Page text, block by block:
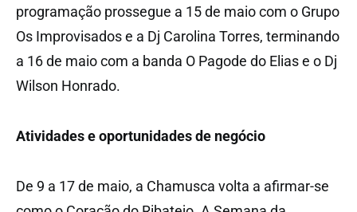
programação prossegue a 15 de maio com o Grupo
Os Improvisados e a Dj Carolina Torres, terminando
a 16 de maio com a banda O Pagode do Elias e o Dj
Wilson Honrado.
Atividades e oportunidades de negócio
De 9 a 17 de maio, a Chamusca volta a afirmar-se